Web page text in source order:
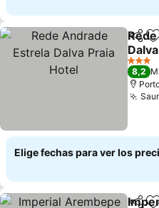
3
8,2
Elige fechas para ver los